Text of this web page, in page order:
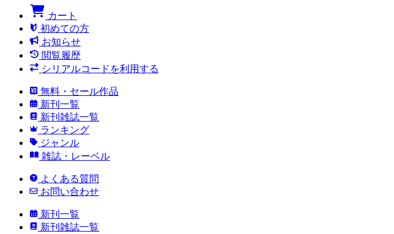
カート
初めての方
お知らせ
閲覧履歴
シリアルコードを利用する
無料・セール作品
新刊一覧
新刊雑誌一覧
ランキング
ジャンル
雑誌・レーベル
よくある質問
お問い合わせ
新刊一覧
新刊雑誌一覧